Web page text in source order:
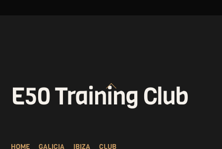
Back
To
Top
E50 Training Club
HOME GALICIA IBIZA CLUB